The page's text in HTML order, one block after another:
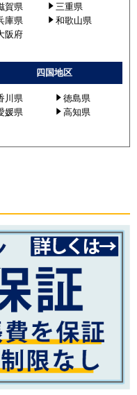
賀県
三重県
庫県
和歌山県
阪府
四国地区
川県
徳島県
媛県
高知県